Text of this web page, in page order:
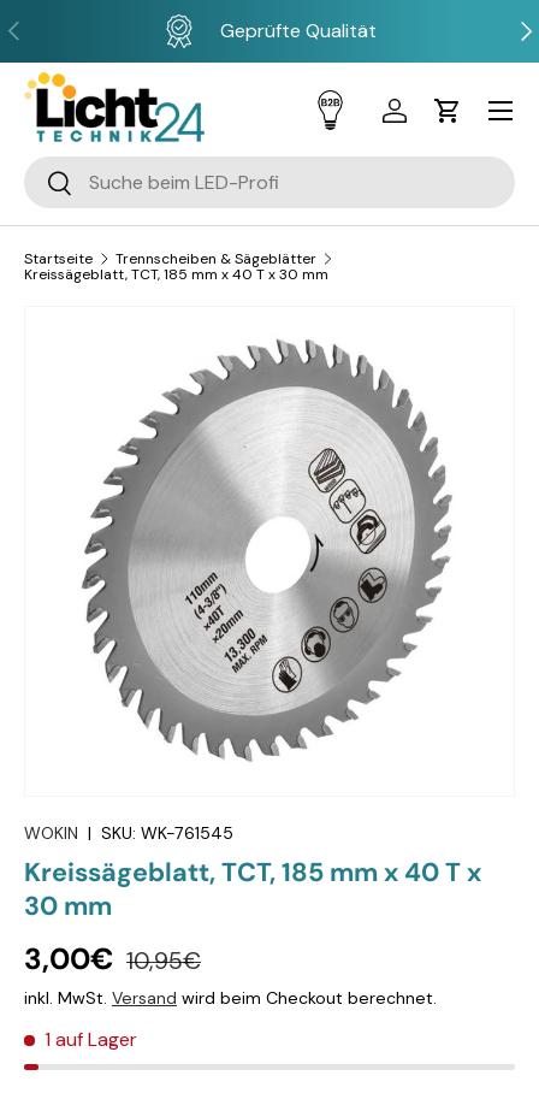
Direkt zum Inhalt
Vorherige Geprüfte Qualität
Suchen
Suchen
Einloggen
Menü
Startseite
Trennscheiben & Sägeblätter
Kreissägeblatt, TCT, 185 mm x 40 T x 30 mm
WOKIN | SKU: WK-761545
Kreissägeblatt, TCT, 185 mm x 40 T x
30 mm
3,00€ 10,95€
inkl. MwSt. Versand wird beim Checkout berechnet.
1 auf Lager